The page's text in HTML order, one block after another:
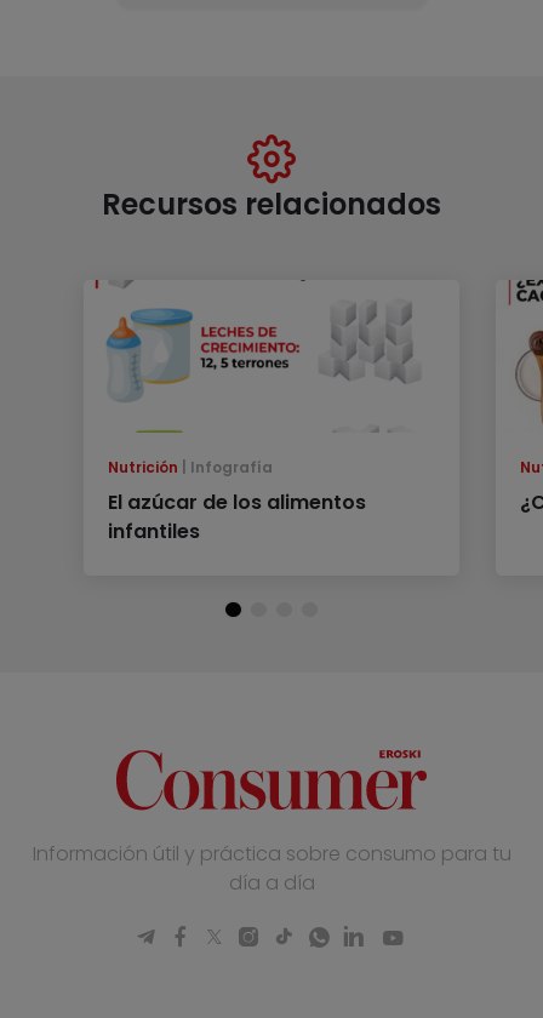
Recursos relacionados
Nutrición Infografía
El azúcar de los alimentos
infantiles
Información útil y práctica sobre consumo para tu
día a día